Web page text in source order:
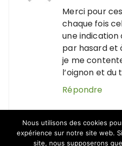
Merci pour
chaque fois
une indication
par hasard et
je me
l’oignon et du
Répondre
Daka
dit :
6 mars 2020 à
Nous utilisons des cookies
expérience sur notre site web.
site, nous supposerons